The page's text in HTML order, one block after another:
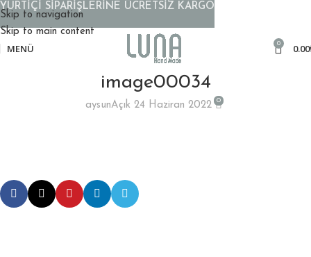
Skip to navigation
Skip to main content
MENÜ 0 0.00
image00034
aysunAçık 24 Haziran 2022 0
YURTİÇİ SİPARİŞLERİNE ÜCRETSİZ KARGO